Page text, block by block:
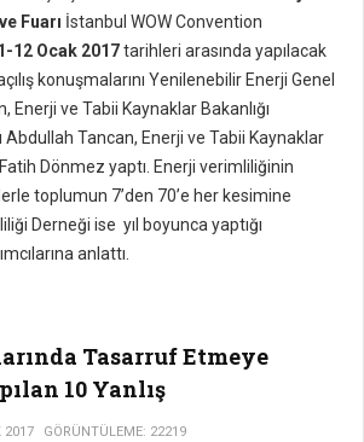
Fuarı İstanbul WOW Convention
12 Ocak 2017tarihleri arasında yapılacak
konuşmalarını Yenilenebilir Enerji Genel
Enerji ve Tabii Kaynaklar Bakanlığı
Abdullah Tancan, Enerji ve Tabii Kaynaklar
Fatih Dönmez yaptı. Enerji verimliliğinin
toplumun 7’den 70’e her kesimine
Derneği ise yıl boyunca yaptığı
anlattı.
Tasarruf Etmeye
10 Yanlış
2017 GÖRÜNTÜLEME: 22219